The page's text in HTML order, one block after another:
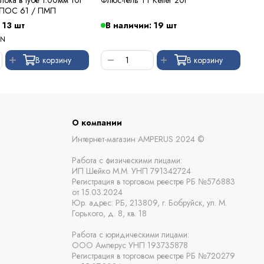
ПОС 61 / ПМП
шт
В корзину
В наличии: 19 шт
В корзину
О компании
Интернет-магазин AMPERUS 2024 ©
Работа с физическими лицами:
ИП Шейко М.М. УНП 791342724
Регистрация в торговом реестре РБ №576883
от 15.03.2024
Юр. адрес: РБ, 213809, г. Бобруйск, ул. М.
Горького, д. 8, кв. 18
Работа с юридическими лицами:
ООО Амперус УНП 193735878
Регистрация в торговом реестре РБ №720279